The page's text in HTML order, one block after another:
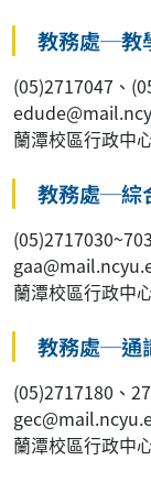
教務處─教
(05)2717047、
蘭潭校區行政中
教務處─綜
蘭潭校區行政中
教務處─通
(05)2717180、
蘭潭校區行政中